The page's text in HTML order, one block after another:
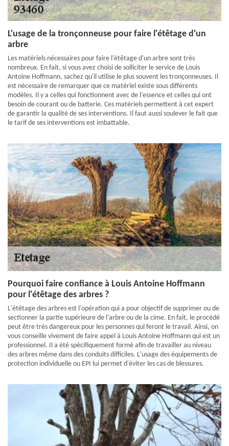
L'usage de la tronçonneuse pour faire l'étêtage d'un
arbre
Les matériels nécessaires pour faire l'étêtage d'un arbre sont très
nombreux. En fait, si vous avez choisi de solliciter le service de Louis
Antoine Hoffmann, sachez qu'il utilise le plus souvent les tronçonneuses. Il
est nécessaire de remarquer que ce matériel existe sous différents
modèles. Il y a celles qui fonctionnent avec de l'essence et celles qui ont
besoin de courant ou de batterie. Ces matériels permettent à cet expert
de garantir la qualité de ses interventions. Il faut aussi soulever le fait que
le tarif de ses interventions est imbattable.
Pourquoi faire confiance à Louis Antoine Hoffmann
pour l'étêtage des arbres ?
L'étêtage des arbres est l'opération qui a pour objectif de supprimer ou de
sectionner la partie supérieure de l'arbre ou de la cime. En fait, le procédé
peut être très dangereux pour les personnes qui feront le travail. Ainsi, on
vous conseille vivement de faire appel à Louis Antoine Hoffmann qui est un
professionnel. Il a été spécifiquement formé afin de travailler au niveau
des arbres même dans des conduits difficiles. L'usage des équipements de
protection individuelle ou EPI lui permet d'éviter les cas de blessures.